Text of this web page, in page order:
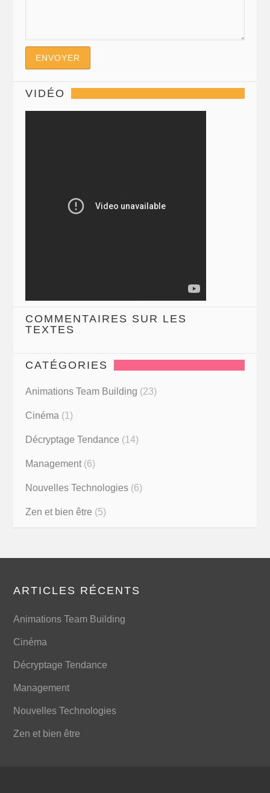
VIDÉO
COMMENTAIRES SUR LES
TEXTES
CATÉGORIES
Animations Team Building (23)
Cinéma (1)
Décryptage Tendance (14)
Management (6)
Nouvelles Technologies (6)
Zen et bien être (5)
ARTICLES RÉCENTS
Animations Team Building
Cinéma
Décryptage Tendance
Management
Nouvelles Technologies
Zen et bien être